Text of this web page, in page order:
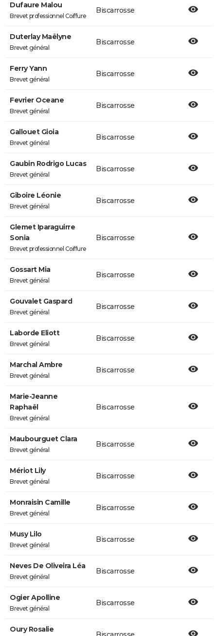
Dufaure Malou
Brevet professionnel Coiffure
Biscarrosse
Duterlay Maëlyne
Brevet général
Biscarrosse
Ferry Yann
Brevet général
Biscarrosse
Fevrier Oceane
Brevet général
Biscarrosse
Gallouet Gioia
Brevet général
Biscarrosse
Gaubin Rodrigo Lucas
Brevet général
Biscarrosse
Giboire Léonie
Brevet général
Biscarrosse
Glemet Iparaguirre
Sonia
Brevet professionnel Coiffure
Biscarrosse
Gossart Mia
Brevet général
Biscarrosse
Gouvalet Gaspard
Brevet général
Biscarrosse
Laborde Eliott
Brevet général
Biscarrosse
Marchal Ambre
Brevet général
Biscarrosse
Marie-Jeanne
Raphaël
Brevet général
Biscarrosse
Maubourguet Clara
Brevet général
Biscarrosse
Mériot Lily
Brevet général
Biscarrosse
Monraisin Camille
Brevet général
Biscarrosse
Musy Lilo
Brevet général
Biscarrosse
Neves De Oliveira Léa
Brevet général
Biscarrosse
Ogier Apolline
Brevet général
Biscarrosse
Oury Rosalie